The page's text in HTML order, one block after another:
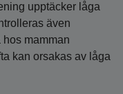
upptäcker låga
även
mamman
kan orsakas av låga